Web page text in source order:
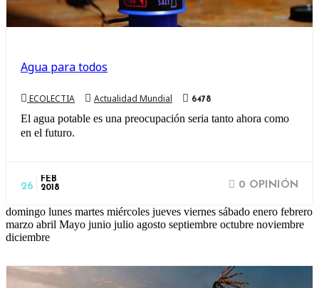
Agua para todos
ECOLECTIA Actualidad Mundial 6478
El agua potable es una preocupación seria tanto ahora como
en el futuro.
26
FEB
2018
0 OPINIÓN
domingo lunes martes miércoles jueves viernes sábado enero febrero
marzo abril Mayo junio julio agosto septiembre octubre noviembre
diciembre